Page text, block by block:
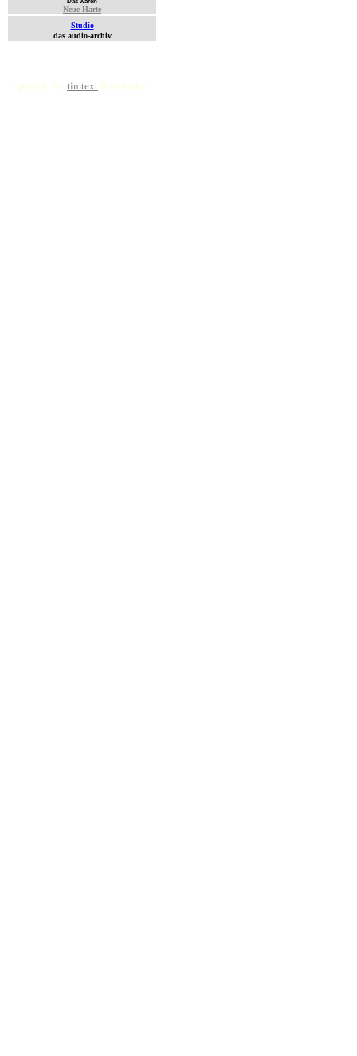
Neue Harte
Studio
das audio-archiv
copyright by timtext/buecherbar